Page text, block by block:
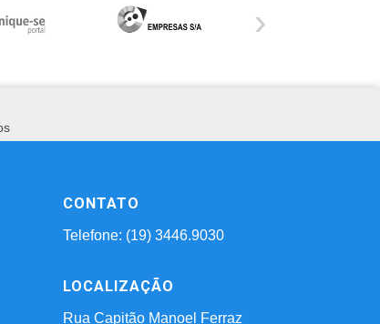
›
CONTATO
Telefone: (19) 3446.9030
LOCALIZAÇÃO
Rua Capitão Manoel Ferraz